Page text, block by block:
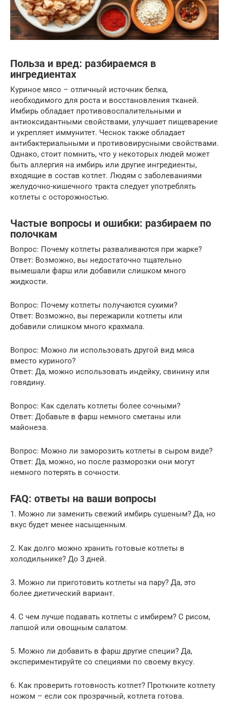
Польза и вред: разбираемся в
ингредиентах
Куриное мясо – отличный источник белка,
необходимого для роста и восстановления тканей.
Имбирь обладает противовоспалительными и
антиоксидантными свойствами, улучшает пищеварение
и укрепляет иммунитет. Чеснок также обладает
антибактериальными и противовирусными свойствами.
Однако, стоит помнить, что у некоторых людей может
быть аллергия на имбирь или другие ингредиенты,
входящие в состав котлет. Людям с заболеваниями
желудочно-кишечного тракта следует употреблять
котлеты с осторожностью.
Частые вопросы и ошибки: разбираем по
полочкам
Вопрос: Почему котлеты разваливаются при жарке?
Ответ: Возможно, вы недостаточно тщательно
вымешали фарш или добавили слишком много
жидкости.
Вопрос: Почему котлеты получаются сухими?
Ответ: Возможно, вы пережарили котлеты или
добавили слишком много крахмала.
Вопрос: Можно ли использовать другой вид мяса
вместо куриного?
Ответ: Да, можно использовать индейку, свинину или
говядину.
Вопрос: Как сделать котлеты более сочными?
Ответ: Добавьте в фарш немного сметаны или
майонеза.
Вопрос: Можно ли заморозить котлеты в сыром виде?
Ответ: Да, можно, но после разморозки они могут
немного потерять в сочности.
FAQ: ответы на ваши вопросы
1. Можно ли заменить свежий имбирь сушеным? Да, но
вкус будет менее насыщенным.
2. Как долго можно хранить готовые котлеты в
холодильнике? До 3 дней.
3. Можно ли приготовить котлеты на пару? Да, это
более диетический вариант.
4. С чем лучше подавать котлеты с имбирем? С рисом,
лапшой или овощным салатом.
5. Можно ли добавить в фарш другие специи? Да,
экспериментируйте со специями по своему вкусу.
6. Как проверить готовность котлет? Проткните котлету
ножом – если сок прозрачный, котлета готова.